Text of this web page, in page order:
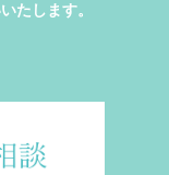
たします。